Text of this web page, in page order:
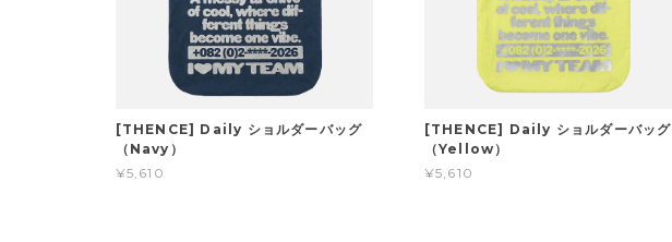
[THENCE] Daily ショルダーバッグ
（Navy）
¥5,610
[THENCE] Daily ショルダーバッグ
（Yellow）
¥5,610